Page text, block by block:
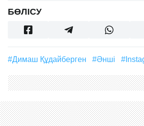
БӨЛІСУ
#Димаш Құдайберген #әнші